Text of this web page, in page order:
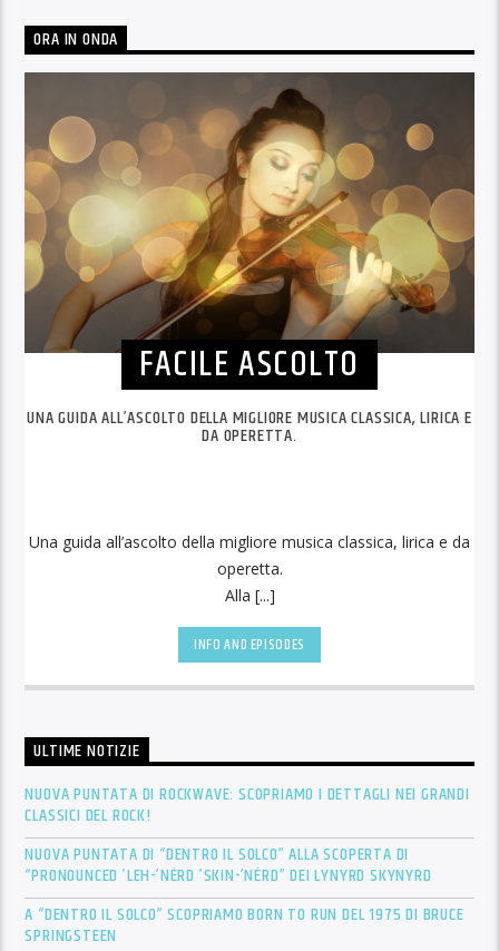
ORA IN ONDA
FACILE ASCOLTO
UNA GUIDA ALL’ASCOLTO DELLA MIGLIORE MUSICA CLASSICA, LIRICA E
DA OPERETTA.
Una guida all’ascolto della migliore musica classica, lirica e da
operetta.
Alla [...]
INFO AND EPISODES
ULTIME NOTIZIE
NUOVA PUNTATA DI ROCKWAVE: SCOPRIAMO I DETTAGLI NEI GRANDI
CLASSICI DEL ROCK!
NUOVA PUNTATA DI “DENTRO IL SOLCO” ALLA SCOPERTA DI
“PRONOUNCED ’LEH-’NÉRD ’SKIN-’NÉRD” DEI LYNYRD SKYNYRD
A “DENTRO IL SOLCO” SCOPRIAMO BORN TO RUN DEL 1975 DI BRUCE
SPRINGSTEEN